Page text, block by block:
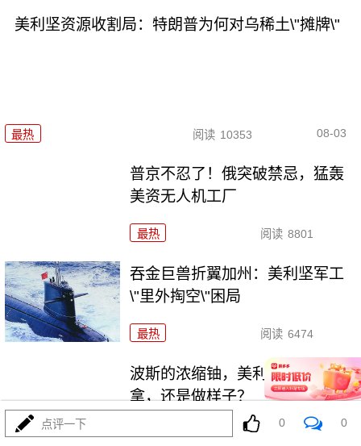
美利坚资源收割局：特朗普为何对乌稀土\"摊牌\"
最热 阅读 10353 08-03
普京不忍了！俄突破禁忌，猛轰
美资无人机工厂
最热 阅读 8801
吞金巨兽折翼加州：美利坚军工
\"里外掏空\"困局
最热 阅读 6474
波斯的浓缩铀，美利坚是真想
拿，还是做样子？
最热
点评一下 0 0